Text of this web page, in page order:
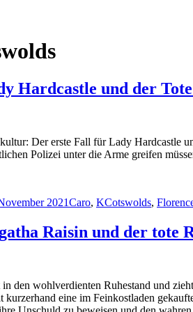
Hardcastle und der
Der erste Fall für Lady Hardcastle
Polizei unter die Arme greifen
2021Caro, KCotswolds,
Raisin und der tote
den wohlverdienten Ruhestand und
eine im Feinkostladen